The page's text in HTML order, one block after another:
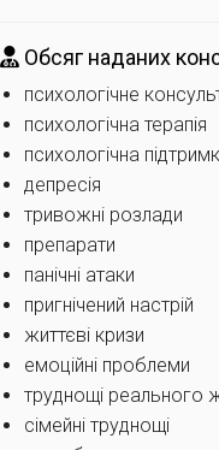
Обсяг наданих
психологічне
психологічна терапія
психологічна
депресія
тривожні розлади
препарати
панічні атаки
пригнічений настрій
життєві кризи
емоційні проблеми
труднощі реального
сімейні труднощі